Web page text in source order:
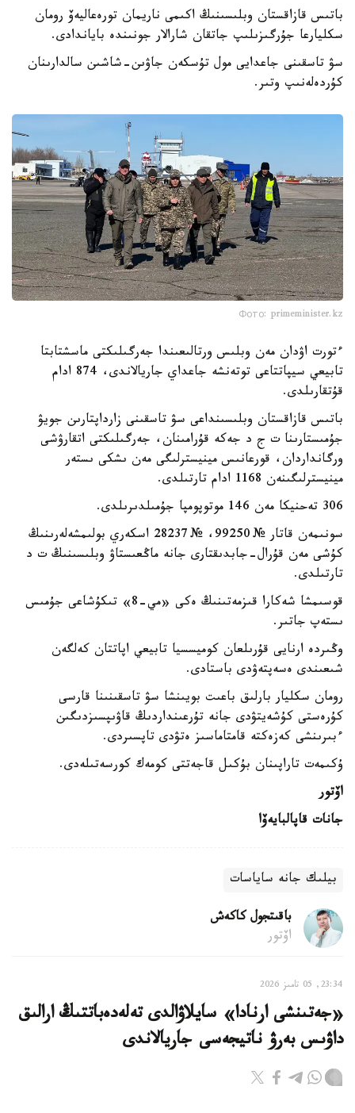
باتىس قازاقستان وبلىسىنىڭ اكىمى ناريمان تورەعاليەۆ رومان
سكليارعا جۇرگىزىلىپ جاتقان شارالار جونىندە باياندادى.
سۋ تاسقىنى جاعدايى مول تۇسكەن جاۋىن-شاشىن سالدارىنان
كۇردەلەنىپ وتىر.
Фото: primeminister.kz
ءتورت اۋدان مەن وبلىس ورتالىعىندا جەرگىلىكتى ماسشتابتا
تابيعي سيپاتتاعى توتەنشە جاعداي جاريالاندى، 874 ادام
قۇتقارىلدى.
باتىس قازاقستان وبلىسىنداعى سۋ تاسقىنى زارداپتارىن جويۋ
جۇمىستارىنا ت ج د جەكە قۇرامىنان، جەرگىلىكتى اتقارۋشى
ورگانداردان، قورعانىس مينيسترلىگى مەن ىشكى ىستەر
مينيسترلىگىنەن 1168 ادام تارتىلدى.
306 تەحنيكا مەن 146 موتوپومپا جۇمىلدىرىلدى.
سونىمەن قاتار № 99250، № 28237 اسكەري بولىمشەلەرىنىڭ
كۇشى مەن قۇرال-جابدىقتارى جانە ماڭعىستاۋ وبلىسىنىڭ ت د
تارتىلدى.
قوسىمشا شەكارا قىزمەتىنىڭ ەكى «مي-8» تىكۇشاعى جۇمىس
ىستەپ جاتىر.
وڭىردە ارنايى قۇرىلعان كوميسسيا تابيعي اپاتتان كەلگەن
شىعىندى ەسەپتەۋدى باستادى.
رومان سكليار بارلىق باعىت بويىنشا سۋ تاسقىنىنا قارسى
كۇرەستى كۇشەيتۋدى جانە تۇرعىنداردىڭ قاۋىپسىزدىگىن
ءبىرىنشى كەزەكتە قامتاماسىز ەتۋدى تاپسىردى.
ۇكىمەت تاراپىنان بۇكىل قاجەتتى كومەك كورسەتىلەدى.
اۆتور
جانات قاپالبايەۆا
بيلىك جانە ساياسات
باقىتجول كاكەش
اۆتور
23:34, 05 تامىز 2026
«جەتىنشى ارنادا» سايلاۋالدى تەلەدەباتتىڭ ارالىق
داۋىس بەرۋ ناتيجەسى جاريالاندى